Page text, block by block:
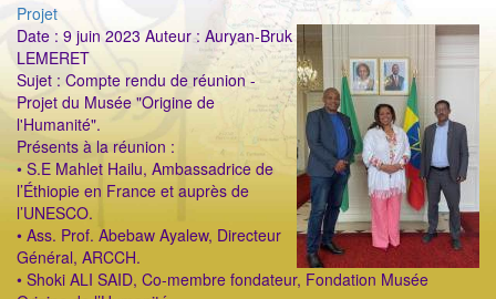
Catégorie
Projet
ImageenAvant
Date : 9 juin 2023 Auteur : Auryan-Bruk
LEMERET
Sujet : Compte rendu de réunion -
Projet du Musée "Origine de
l'Humanité".
Présents à la réunion :
• S.E Mahlet Hailu, Ambassadrice de
l’Éthiopie en France et auprès de
l’UNESCO.
• Ass. Prof. Abebaw Ayalew, Directeur
Général, ARCCH.
• Shoki ALI SAID, Co-membre fondateur, Fondation Musée